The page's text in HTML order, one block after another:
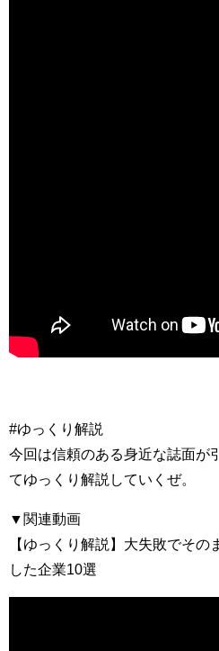
#ゆっくり解説
今回は信頼のある身近な誌面が
てゆっくり解説していくぜ。
▼関連動画
【ゆっくり解説】大失敗でそ
した企業10選